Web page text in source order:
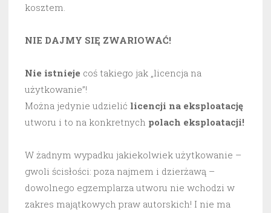
kosztem.
NIE DAJMY SIĘ ZWARIOWAĆ!
Nie istnieje coś takiego jak „licencja na
użytkowanie”!
Można jedynie udzielić licencji na eksploatację
utworu i to na konkretnych polach eksploatacji!
W żadnym wypadku jakiekolwiek użytkowanie –
gwoli ścisłości: poza najmem i dzierżawą –
dowolnego egzemplarza utworu nie wchodzi w
zakres majątkowych praw autorskich! I nie ma